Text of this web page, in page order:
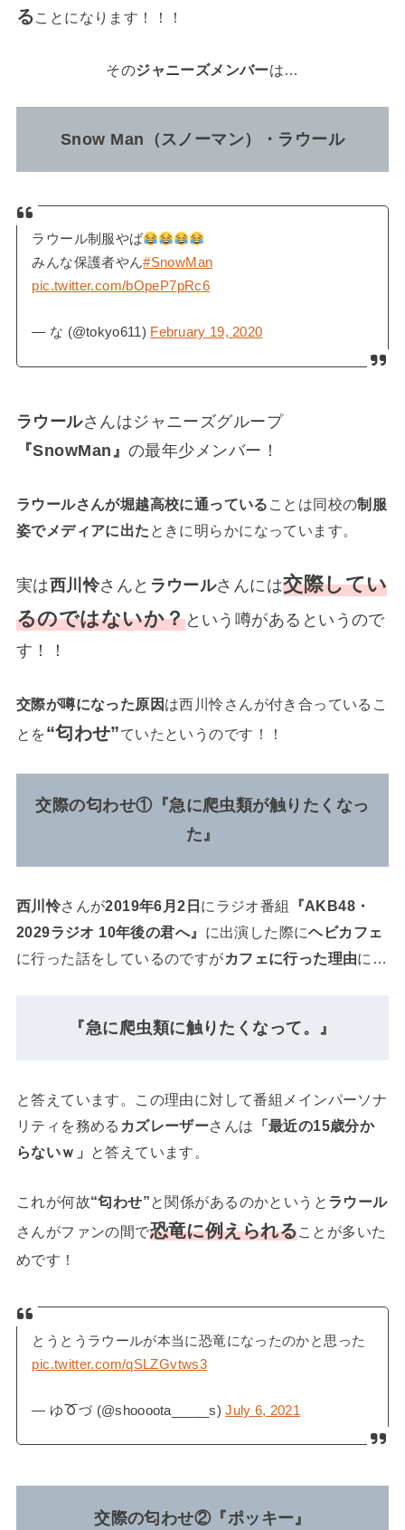
る ことになります！！！
そのジャニーズメンバーは…
Snow Man（スノーマン）・ラウール
ラウール制服やば
みんな保護者やん#SnowMan
pic.twitter.com/bOpeP7pRc6
— な (@tokyo611) February 19, 2020
ラウールさんはジャニーズグループ
『SnowMan』 の最年少メンバー！
ラウールさんが堀越高校に通っている ことは同校の制服
姿でメディアに出た ときに明らかになっています。
実は西川怜さんと ラウールさんには交際してい
るのではないか？という噂があるというので
す！！
交際が噂になった原因 は西川怜さんが付き合っているこ
とを“匂わせ”ていたというのです！！
交際の匂わせ①『急に爬虫類が触りたくなっ
た』
西川怜さんが2019年6月2日にラジオ番組
『AKB48・
2029ラジオ 10年後の君へ』 に出演した際にヘビカフェ
に行った話をしているのですがカフェに行った理由に…
『急に爬虫類に触りたくなって。』
と答えています。この理由に対して番組メインパーソナ
リティを務める カズレーザーさんは 「最近の15歳分か
らないｗ」
と答えています。
これが何故“匂わせ”と関係があるのかというと ラウール
さんがファンの間で恐竜に例えられることが多いた
めです！
とうとうラウールが本当に恐竜になったのかと思った
pic.twitter.com/qSLZGvtws3
— ゆ づ (@shoooota_____s)July 6, 2021
交際の匂わせ②『ポッキー』